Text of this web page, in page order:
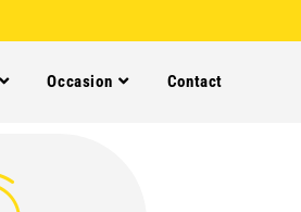
Occasion Contact